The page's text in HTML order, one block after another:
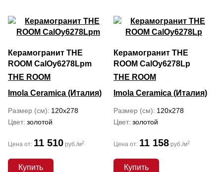
Керамогранит THE
ROOM CalOy6278Lpm
THE ROOM
Imola Ceramica (Италия)
Размер (см) 120x278
Цвет золотой
Цена от: 11 510 руб./м2
Купить
Керамогранит THE
ROOM CalOy6278Lp
THE ROOM
Imola Ceramica (Италия)
Размер (см) 120x278
Цвет золотой
Цена от: 11 158 руб./м2
Купить